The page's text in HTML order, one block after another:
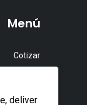
Menú
Cotizar
Accesorios
deliver